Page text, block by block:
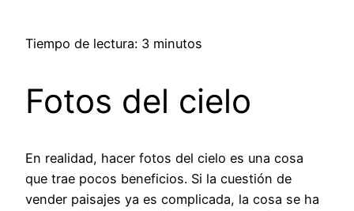
Tiempo de lectura: 3 minutos
Fotos del cielo
En realidad, hacer fotos del cielo es una cosa
que trae pocos beneficios. Si la cuestión de
vender paisajes ya es complicada, la cosa se ha